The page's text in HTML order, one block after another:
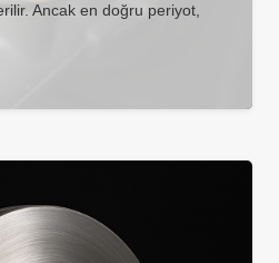
Ancak en doğru periyot,